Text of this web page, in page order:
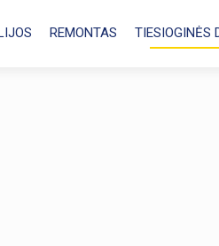
REMONTAS TIESIOGINĖS